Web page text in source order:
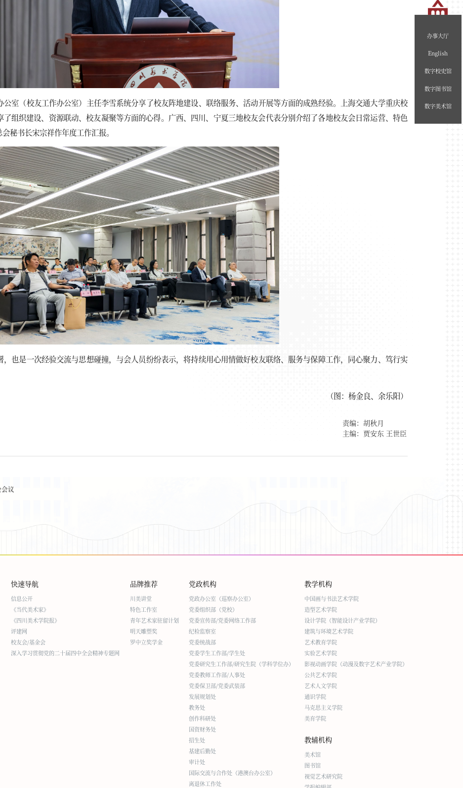
室（校友工作办公室）主任李雪系统分享了校友阵地建设、联络服务、活动开展等方面的成熟经验。上海交通大学重庆校
组织建设、资源联动、校友凝聚等方面的心得。广西、四川、宁夏三地校友会代表分别介绍了各地校友会日常运营、特色
秘书长宋宗祥作年度工作汇报。
也是一次经验交流与思想碰撞，与会人员纷纷表示，将持续用心用情做好校友联络、服务与保障工作，同心聚力、笃行实
（图：杨金良、余乐阳）
责编：胡秋月
主编：贾安东 王世臣
议
办事大厅
English
数字校史馆
数字图书馆
数字美术馆
快速导航
信息公开
《当代美术家》
《四川美术学院报》
评建网
校友会/基金会
深入学习贯彻党的二十届四中全会精神专题网
品牌推荐
川美讲堂
特色工作室
青年艺术家驻留计划
明天雕塑奖
罗中立奖学金
党政机构
党政办公室（巡察办公室）
党委组织部（党校）
党委宣传部/党委网络工作部
纪检监察室
党委统战部
党委学生工作部/学生处
党委研究生工作部/研究生院（学科学位办）
党委教师工作部/人事处
党委保卫部/党委武装部
发展规划处
教务处
创作科研处
国资财务处
招生处
基建后勤处
审计处
国际交流与合作处（港澳台办公室）
离退休工作处
教学机构
中国画与书法艺术学院
造型艺术学院
设计学院（智能设计产业学院）
建筑与环境艺术学院
艺术教育学院
实验艺术学院
影视动画学院（动漫及数字艺术产业学院）
公共艺术学院
艺术人文学院
通识学院
马克思主义学院
美育学院
教辅机构
美术馆
图书馆
视觉艺术研究院